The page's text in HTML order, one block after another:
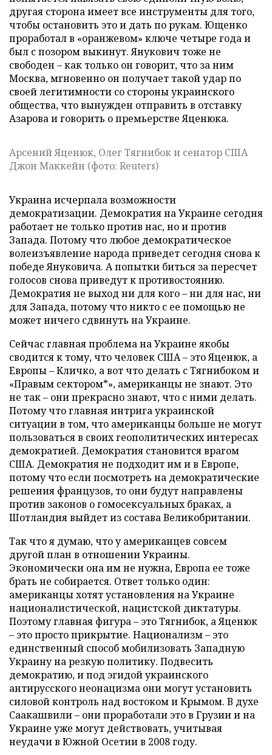
другая сторона имеет все инструменты для того,
чтобы остановить это и дать по рукам. Ющенко
проработал в «оранжевом» ключе четыре года и
был с позором выкинут. Янукович тоже не
свободен – как только он говорит, что за ним
Москва, мгновенно он получает такой удар по
своей легитимности со стороны украинского
общества, что вынужден отправить в отставку
Азарова и говорить о премьерстве Яценюка.
Арсений Яценюк, Олег Тягнибок и сенатор США
Джон Маккейн (фото: Reuters)
Украина исчерпала возможности
демократизации. Демократия на Украине сегодня
работает не только против нас, но и против
Запада. Потому что любое демократическое
волеизъявление народа приведет сегодня снова к
победе Януковича. А попытки биться за пересчет
голосов снова приведут к противостоянию.
Демократия не выход ни для кого – ни для нас, ни
для Запада, потому что никто с ее помощью не
может ничего сдвинуть на Украине.
Сейчас главная проблема на Украине якобы
сводится к тому, что человек США – это Яценюк, а
Европы – Кличко, а вот что делать с Тягнибоком и
«Правым сектором*», американцы не знают. Это
не так – они прекрасно знают, что с ними делать.
Потому что главная интрига украинской
ситуации в том, что американцы больше не могут
пользоваться в своих геополитических интересах
демократией. Демократия становится врагом
США. Демократия не подходит им и в Европе,
потому что если посмотреть на демократические
решения французов, то они будут направлены
против законов о гомосексуальных браках, а
Шотландия выйдет из состава Великобритании.
Так что я думаю, что у американцев совсем
другой план в отношении Украины.
Экономически она им не нужна, Европа ее тоже
брать не собирается. Ответ только один:
американцы хотят установления на Украине
националистической, нацистской диктатуры.
Поэтому главная фигура – это Тягнибок, а Яценюк
– это просто прикрытие. Национализм – это
единственный способ мобилизовать Западную
Украину на резкую политику. Подвесить
демократию, и под эгидой украинского
антирусского неонацизма они могут установить
силовой контроль над востоком и Крымом. В духе
Саакашвили – они проработали это в Грузии и на
Украине уже могут действовать, учитывая
неудачи в Южной Осетии в 2008 году.